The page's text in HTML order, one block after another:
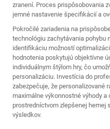
zranení. Proces prispôsobovania
jemné nastavenie špecifikácií a
Pokročilé zariadenia na
technológiu zachytávania pohybu
identifikáciu možností
hodnotenia poskytujú objektívne
individuálnym štýlom hry, čo
personalizáciu. Investícia do
zabezpečuje, že personalizované
maximálne výkonnostné výhody
prostredníctvom zlepšenej hernej
výsledkov.